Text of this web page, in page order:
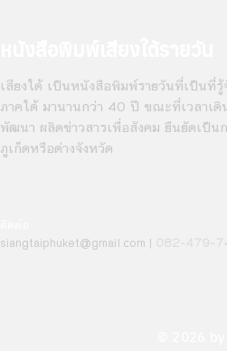
เสียงใต้ เป็นหนังสือพิมพ์รายวันที่เป็นที่
ภาคใต้ มานานกว่า 40 ปี ขณะที่เวลาเดิ
พัฒนา ผลิตข่าวสารเพื่อสังคม ยืนยัดเป็น
ภูเก็ตหรือต่างจังหวัด
siangtaiphuket@gmail.com |